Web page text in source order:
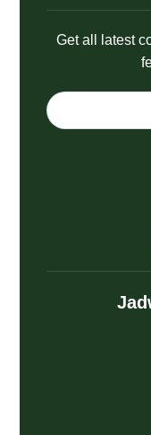
Get all latest